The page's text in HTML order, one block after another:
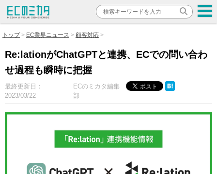
トップ EC業界ニュース 顧客対応
Re:lationがChatGPTと連携、ECでの問い合わ
せ過程も瞬時に把握
最終更新日：
2023/03/22
ECのミカタ編集
部